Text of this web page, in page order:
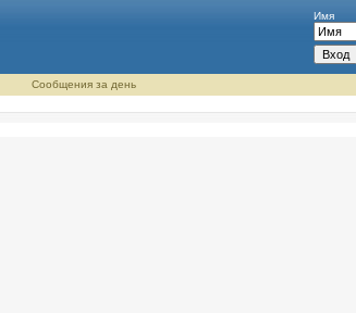
Имя
Сообщения за день